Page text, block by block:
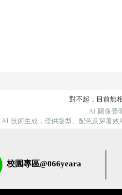
對不起，目前無
AI 圖像聲
技術生成，僅供版型、配色及穿著
校園專區@066yeara